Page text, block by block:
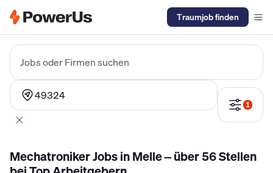
Traumjob finden
Jobs oder Firmen suchen
49324
1
Mechatroniker Jobs in Melle – über 56 Stellen